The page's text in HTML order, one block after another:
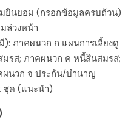
ยินยอม (กรอกข้อมูลครบถ้วน)
ล่วงหน้า
ภาคผนวก ก แผนการเลี้ยงดู
รส; ภาคผนวก ค หนี้สินสมรส;
ผนวก จ ประกัน/บำนาญ
ชุด (แนะนำ)